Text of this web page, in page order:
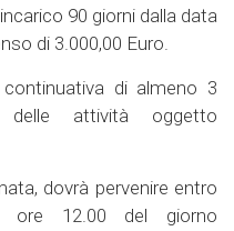
90 giorni dalla data
di 3.000,00 Euro.
continuativa di almeno 3
delle attività oggetto
dovrà pervenire entro
ore 12.00 del giorno